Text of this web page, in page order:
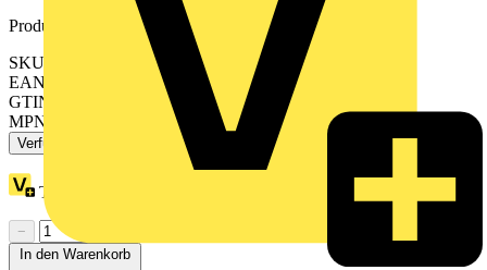
Produktkennzeichen
SKU: 8720169425491
EAN: 8720169425491
GTIN: 8719514772700
MPN: LL500Z 2xEP CU Gen2 WH
Verfügbar: 2 Händler
Treuepunkte:
−
In den Warenkorb